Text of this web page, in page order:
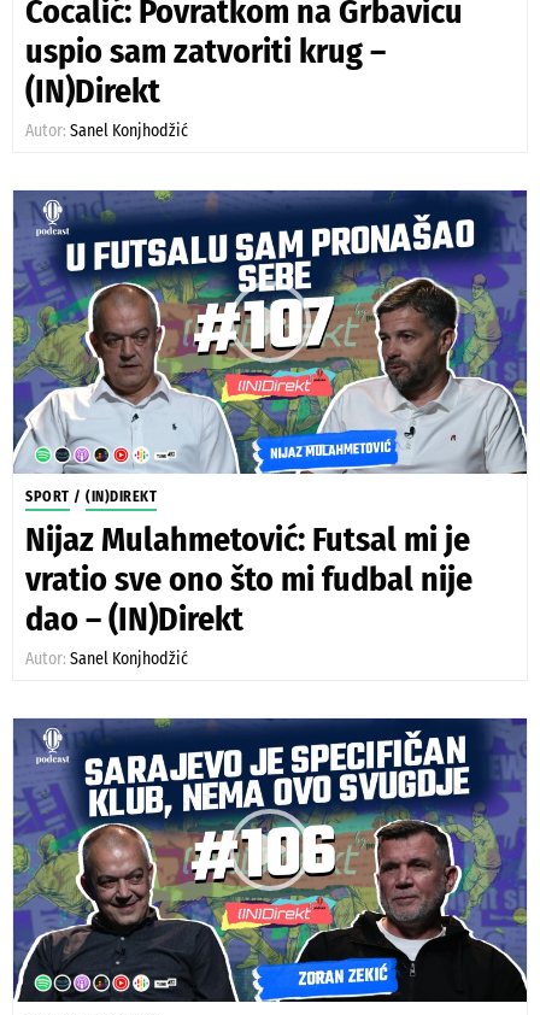
Cocalić: Povratkom na Grbavicu
uspio sam zatvoriti krug –
(IN)Direkt
Autor: Sanel Konjhodžić
SPORT / (IN)DIREKT
Nijaz Mulahmetović: Futsal mi je
vratio sve ono što mi fudbal nije
dao – (IN)Direkt
Autor: Sanel Konjhodžić